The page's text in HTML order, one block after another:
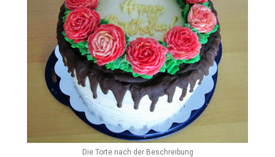
Die Torte nach der Beschreibung